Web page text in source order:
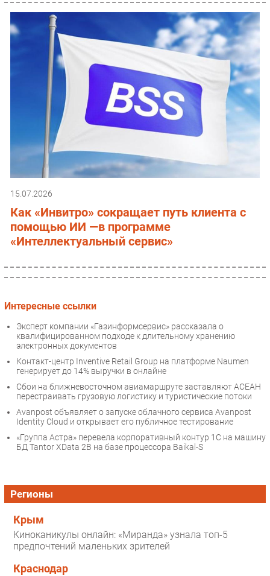
15.07.2026
Как «Инвитро» сокращает путь клиента с
помощью ИИ —в программе
«Интеллектуальный сервис»
Интересные ссылки
Эксперт компании «Газинформсервис» рассказала о
квалифицированном подходе к длительному хранению
электронных документов
Контакт-центр Inventive Retail Group на платформе Naumen
генерирует до 14% выручки в онлайне
Сбои на ближневосточном авиамаршруте заставляют АСЕАН
перестраивать грузовую логистику и туристические потоки
Avanpost объявляет о запуске облачного сервиса Avanpost
Identity Cloud и открывает его публичное тестирование
«Группа Астра» перевела корпоративный контур 1С на машину
БД Tantor XData 2B на базе процессора Baikal-S
Регионы
Крым
Киноканикулы онлайн: «Миранда» узнала топ-5
предпочтений маленьких зрителей
Краснодар